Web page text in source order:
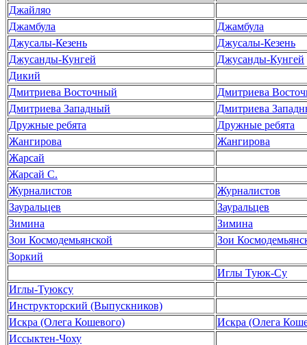
Джайляо
Джамбула
Джамбула
Джусалы-Кезень
Джусалы-Кезень
Джусанды-Кунгей
Джусанды-Кунгей
Дикий
Дмитриева Восточный
Дмитриева
Дмитриева Западный
Дмитриева
Дружные ребята
Дружные ребята
Жангирова
Жангирова
Жарсай
Жарсай С.
Журналистов
Журналистов
Зауральцев
Зауральцев
Зимина
Зимина
Зои Космодемьянской
Зои
Зоркий
Иглы Туюк-Су
Иглы-Туюксу
Инструкторский (Выпускников)
Искра (Олега Кошевого)
Искра (Олега
Иссыктен-Чоху